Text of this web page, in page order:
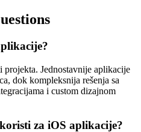
projekta. Jednostavnije aplikacije
dok kompleksnija rešenja sa
i custom dizajnom
za iOS aplikacije?